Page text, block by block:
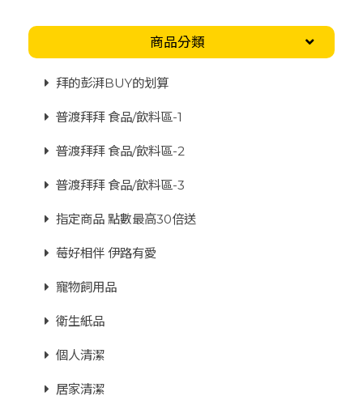
商品分類
拜的彭湃BUY的划算
普渡拜拜 食品/飲料區-1
普渡拜拜 食品/飲料區-2
普渡拜拜 食品/飲料區-3
指定商品 點數最高30倍送
莓好相伴 伊路有愛
寵物飼用品
衛生紙品
個人清潔
居家清潔